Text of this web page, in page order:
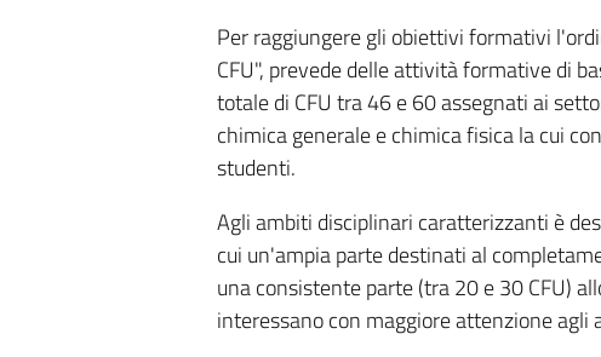
Per raggiungere gli obiettivi formativi
CFU", prevede delle attività formative di
totale di CFU tra 46 e 60 assegnati ai
chimica generale e chimica fisica la cui
studenti.
Agli ambiti disciplinari caratterizzanti è
cui un'ampia parte destinati al
una consistente parte (tra 20 e 30 CFU)
interessano con maggiore attenzione